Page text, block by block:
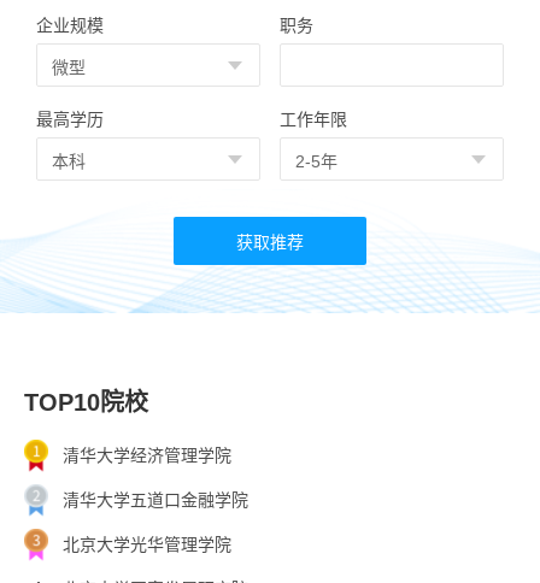
企业规模 职务
最高学历 工作年限
TOP10院校
清华大学经济管理学院
清华大学五道口金融学院
北京大学光华管理学院